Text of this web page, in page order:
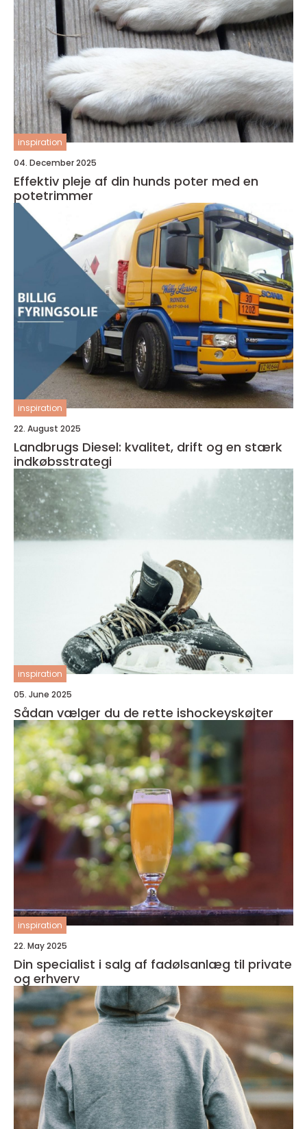
inspiration
04. December 2025
Effektiv pleje af din hunds poter med en
potetrimmer
inspiration
22. August 2025
Landbrugs Diesel: kvalitet, drift og en stærk
indkøbsstrategi
inspiration
05. June 2025
Sådan vælger du de rette ishockeyskøjter
inspiration
22. May 2025
Din specialist i salg af fadølsanlæg til private
og erhverv